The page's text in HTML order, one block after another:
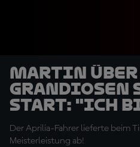
Martin über
grandiosen
Start: "Ich
diese Kurven
Der Aprilia-Fahrer lieferte beim
Meisterleistung ab!